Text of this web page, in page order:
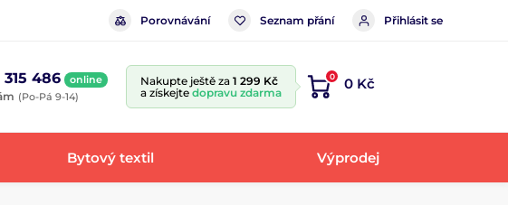
Porovnávání Seznam přání Přihlásit se
315 486 online
(Po-Pá 9-14)
Nakupte ještě za 1 299 Kč
a získejte dopravu zdarma
0 0 Kč
Bytový textil Výprodej